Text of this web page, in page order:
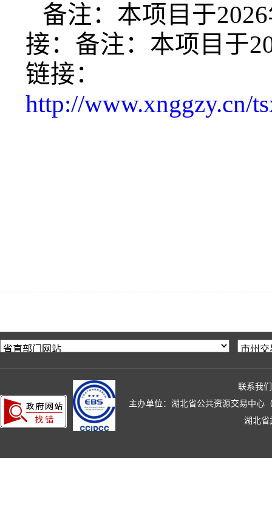
备注：本项目于
接： 备注：本项目于
链接：
http://www.xnggzy.cn/
联系我们
主办单位：湖北省公共资源交易中心
湖北省